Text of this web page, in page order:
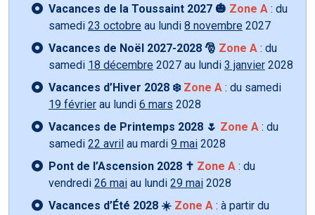
Vacances de la Toussaint 2027 🎃 Zone A : du
samedi 23 octobre au lundi 8 novembre 2027
Vacances de Noël 2027-2028 🎅 Zone A : du
samedi 18 décembre 2027 au lundi 3 janvier 2028
Vacances d’Hiver 2028 ❄️ Zone A : du samedi
19 février au lundi 6 mars 2028
Vacances de Printemps 2028 🌷 Zone A : du
samedi 22 avril au mardi 9 mai 2028
Pont de l’Ascension 2028 ✝️ Zone A : du
vendredi 26 mai au lundi 29 mai 2028
Vacances d’Été 2028 ☀️ Zone A : à partir du